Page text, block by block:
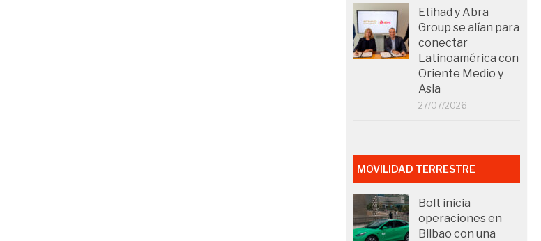
Etihad y Abra
Group se alían para
conectar
Latinoamérica con
Oriente Medio y
Asia
27/07/2026
MOVILIDAD TERRESTRE
Bolt inicia
operaciones en
Bilbao con una